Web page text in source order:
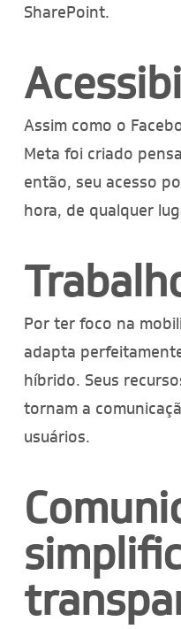
SharePoint.
Assim como o
Meta foi criado
então, seu acesso
hora, de qualquer
Por ter foco na
adapta
híbrido. Seus
tornam a
usuários.